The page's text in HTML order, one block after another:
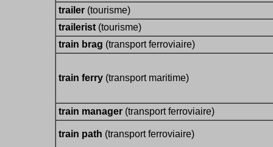
trailer (tourisme)
trailerist (tourisme)
train brag (transport ferroviaire)
train ferry (transport maritime)
train manager (transport ferroviaire)
train path (transport ferroviaire)